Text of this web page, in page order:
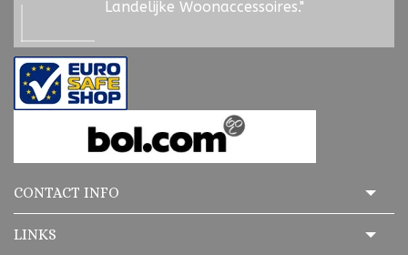
Landelijke Woonaccessoires."
CONTACT INFO
LINKS